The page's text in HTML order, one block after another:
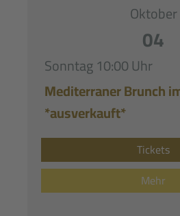
Oktober
04
Sonntag10:00 Uhr
Mediterraner Brunch
*ausverkauft*
Tickets
Mehr